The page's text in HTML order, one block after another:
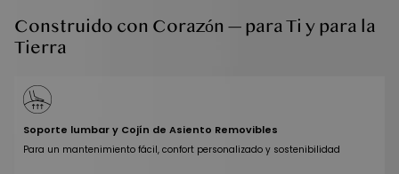
Construido con Corazón — para Ti y para la
Tierra
Soporte lumbar y Cojín de Asiento Removibles
Para un mantenimiento fácil, confort personalizado y sostenibilidad